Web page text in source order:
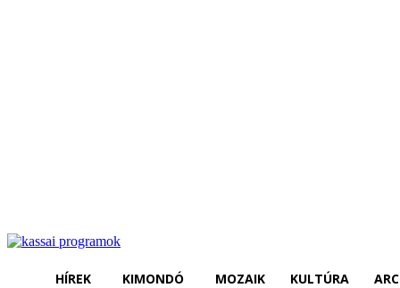
HÍREK KIMONDÓ MOZAIK KULTÚRA